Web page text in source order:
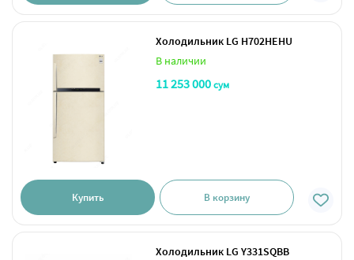
Холодильник LG H702HEHU
В наличии
11 253 000сум
Купить В корзину
Холодильник LG Y331SQBB